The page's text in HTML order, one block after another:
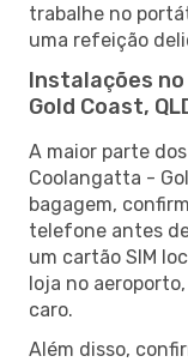
trabalhe no
uma refeição
Instalações
Gold Coast,
A maior parte
Coolangatta -
bagagem,
telefone antes
um cartão SIM
loja no
caro.
Além disso,